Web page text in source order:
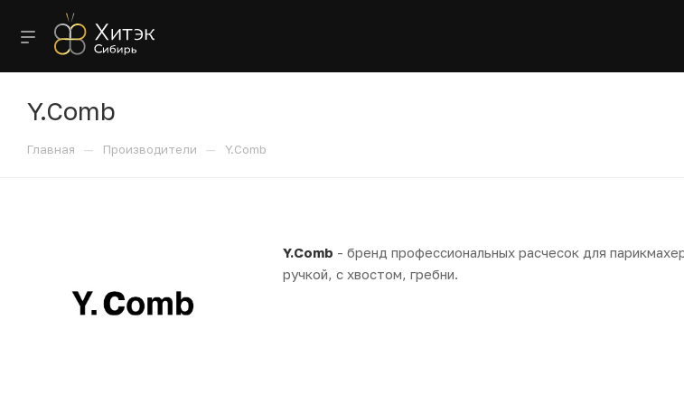
Y.Comb
Главная — Производители — Y.Comb
Y.Comb - бренд профессиональных расчесок для
ручкой, с хвостом, гребни.